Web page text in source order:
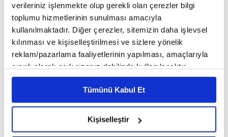
verileriniz işlenmekte olup gerekli olan çerezler bilgi
toplumu hizmetlerinin sunulması amacıyla
kullanılmaktadır. Diğer çerezler, sitemizin daha işlevsel
kılınması ve kişiselleştirilmesi ve sizlere yönelik
reklam/pazarlama faaliyetlerinin yapılması, amaçlarıyla
sınırlı olarak açık rızanız dahilinde kullanılacaktır.
Çerezlere ilişkin tercihlerinizi çerez paneli vasıtasıyla
belirleyebilirsiniz. Çerezlere ilişkin detaylı bilgi için
Ayarlar butonuna tıklayabilir,Çerez Bilgilendirme
Metnimizi ziyaret edebilirsiniz.
Tümünü Kabul Et
Kişiselleştir
Söz konusu bölgelerdeki İsrail işgalinin tarihçesini
ise şu şekilde sıralayabiliriz:
Müslümanların ilk kıblesi ve Hazreti Muhammed'in
Miraç yolculuğuna çıktığı yer olan Mescid-i Aksa ile